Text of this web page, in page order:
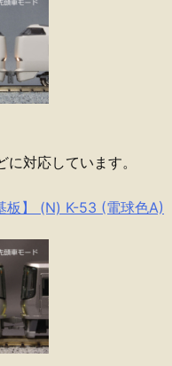
対応しています。
】 (N) K-53 (電球色A)